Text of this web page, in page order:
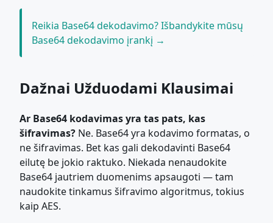
Reikia Base64 dekodavimo? Išbandykite mūsų
Base64 dekodavimo įrankį →
Dažnai Užduodami Klausimai
Ar Base64 kodavimas yra tas pats, kas
šifravimas? Ne. Base64 yra kodavimo formatas, o
ne šifravimas. Bet kas gali dekodavinti Base64
eilutę be jokio raktuko. Niekada nenaudokite
Base64 jautriem duomenims apsaugoti — tam
naudokite tinkamus šifravimo algoritmus, tokius
kaip AES.